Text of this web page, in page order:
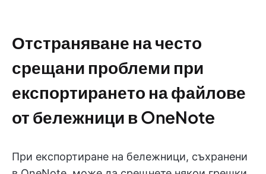
Отстраняване на често
срещани проблеми при
експортирането на файлове
от бележници в OneNote
При експортиране на бележници, съхранени